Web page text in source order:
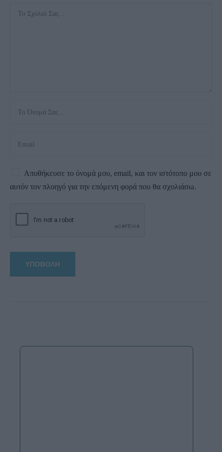
Αποθήκευσε το όνομά μου, email, και τον ιστότοπο μου σε
αυτόν τον πλοηγό για την επόμενη φορά που θα σχολιάσω.